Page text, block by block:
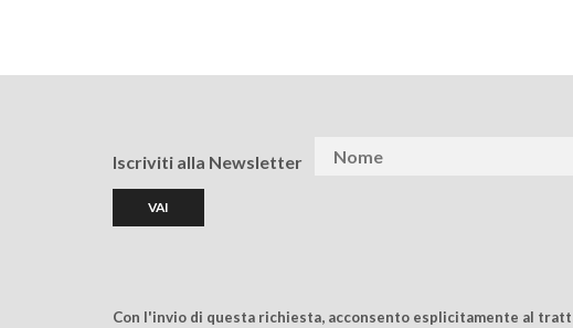
Iscriviti alla Newsletter
Con l'invio di questa richiesta, acconsento esplicitamente al